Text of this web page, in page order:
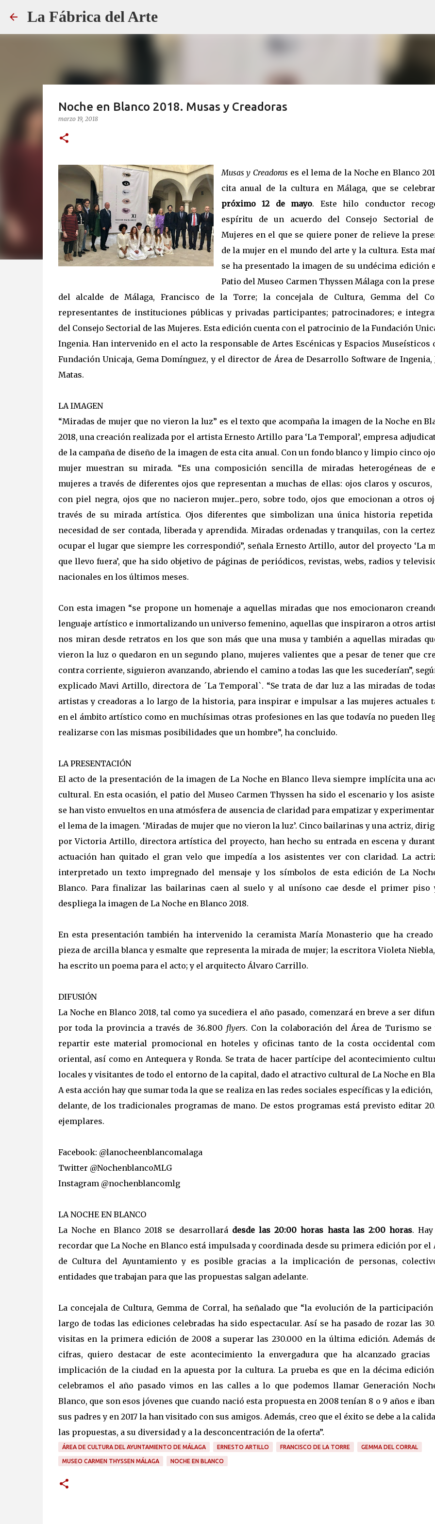
La Fábrica del Arte
Noche en Blanco 2018. Musas y Creadoras
marzo 19, 2018
Musas y Creadoras es el lema de la Noche en Blanco
cita anual de la cultura en Málaga, que se
próximo 12 de mayo. Este hilo conductor
espíritu de un acuerdo del Consejo Sectorial
Mujeres en el que se quiere poner de relieve la
de la mujer en el mundo del arte y la cultura. Esta
se ha presentado la imagen de su undécima edición
Patio del Museo Carmen Thyssen Málaga con la
del alcalde de Málaga, Francisco de la Torre; la concejala de Cultura, Gemma del
representantes de instituciones públicas y privadas participantes; patrocinadores; e
del Consejo Sectorial de las Mujeres. Esta edición cuenta con el patrocinio de la Fundación
Ingenia. Han intervenido en el acto la responsable de Artes Escénicas y Espacios Museísticos
Fundación Unicaja, Gema Domínguez, y el director de Área de Desarrollo Software de Ingenia,
Matas.
LA IMAGEN
“Miradas de mujer que no vieron la luz” es el texto que acompaña la imagen de la Noche en
2018, una creación realizada por el artista Ernesto Artillo para ‘La Temporal’, empresa
de la campaña de diseño de la imagen de esta cita anual. Con un fondo blanco y limpio cinco
mujer muestran su mirada. “Es una composición sencilla de miradas heterogéneas de
mujeres a través de diferentes ojos que representan a muchas de ellas: ojos claros y oscuros,
con piel negra, ojos que no nacieron mujer...pero, sobre todo, ojos que emocionan a otros
través de su mirada artística. Ojos diferentes que simbolizan una única historia repetida
necesidad de ser contada, liberada y aprendida. Miradas ordenadas y tranquilas, con la
ocupar el lugar que siempre les correspondió”, señala Ernesto Artillo, autor del proyecto ‘La
que llevo fuera’, que ha sido objetivo de páginas de periódicos, revistas, webs, radios y
nacionales en los últimos meses.
Con esta imagen “se propone un homenaje a aquellas miradas que nos emocionaron
lenguaje artístico e inmortalizando un universo femenino, aquellas que inspiraron a otros
nos miran desde retratos en los que son más que una musa y también a aquellas miradas
vieron la luz o quedaron en un segundo plano, mujeres valientes que a pesar de tener que
contra corriente, siguieron avanzando, abriendo el camino a todas las que les sucederían”,
explicado Mavi Artillo, directora de ´La Temporal`. “Se trata de dar luz a las miradas de
artistas y creadoras a lo largo de la historia, para inspirar e impulsar a las mujeres actuales
en el ámbito artístico como en muchísimas otras profesiones en las que todavía no pueden
realizarse con las mismas posibilidades que un hombre”, ha concluido.
LA PRESENTACIÓN
El acto de la presentación de la imagen de La Noche en Blanco lleva siempre implícita una
cultural. En esta ocasión, el patio del Museo Carmen Thyssen ha sido el escenario y los
se han visto envueltos en una atmósfera de ausencia de claridad para empatizar y
el lema de la imagen. ‘Miradas de mujer que no vieron la luz’. Cinco bailarinas y una actriz,
por Victoria Artillo, directora artística del proyecto, han hecho su entrada en escena y
actuación han quitado el gran velo que impedía a los asistentes ver con claridad. La
interpretado un texto impregnado del mensaje y los símbolos de esta edición de La
Blanco. Para finalizar las bailarinas caen al suelo y al unísono cae desde el primer piso
despliega la imagen de La Noche en Blanco 2018.
En esta presentación también ha intervenido la ceramista María Monasterio que ha creado
pieza de arcilla blanca y esmalte que representa la mirada de mujer; la escritora Violeta
ha escrito un poema para el acto; y el arquitecto Álvaro Carrillo.
DIFUSIÓN
La Noche en Blanco 2018, tal como ya sucediera el año pasado, comenzará en breve a ser
por toda la provincia a través de 36.800 flyers. Con la colaboración del Área de Turismo se
repartir este material promocional en hoteles y oficinas tanto de la costa occidental
oriental, así como en Antequera y Ronda. Se trata de hacer partícipe del acontecimiento
locales y visitantes de todo el entorno de la capital, dado el atractivo cultural de La Noche en
A esta acción hay que sumar toda la que se realiza en las redes sociales específicas y la edición,
delante, de los tradicionales programas de mano. De estos programas está previsto editar
ejemplares.
Facebook: @lanocheenblancomalaga
Twitter @NochenblancoMLG
Instagram @nochenblancomlg
LA NOCHE EN BLANCO
La Noche en Blanco 2018 se desarrollará desde las 20:00 horas hasta las 2:00 horas.
recordar que La Noche en Blanco está impulsada y coordinada desde su primera edición por el
de Cultura del Ayuntamiento y es posible gracias a la implicación de personas,
entidades que trabajan para que las propuestas salgan adelante.
La concejala de Cultura, Gemma de Corral, ha señalado que “la evolución de la
largo de todas las ediciones celebradas ha sido espectacular. Así se ha pasado de rozar las
visitas en la primera edición de 2008 a superar las 230.000 en la última edición. Además
cifras, quiero destacar de este acontecimiento la envergadura que ha alcanzado
implicación de la ciudad en la apuesta por la cultura. La prueba es que en la décima edición
celebramos el año pasado vimos en las calles a lo que podemos llamar Generación
Blanco, que son esos jóvenes que cuando nació esta propuesta en 2008 tenían 8 o 9 años e
sus padres y en 2017 la han visitado con sus amigos. Además, creo que el éxito se debe a la
las propuestas, a su diversidad y a la desconcentración de la oferta”.
ÁREA DE CULTURA DEL AYUNTAMIENTO DE MÁLAGA ERNESTO ARTILLO FRANCISCO DE LA TORRE GEMMA DEL CORRAL
MUSEO CARMEN THYSSEN MÁLAGA NOCHE EN BLANCO